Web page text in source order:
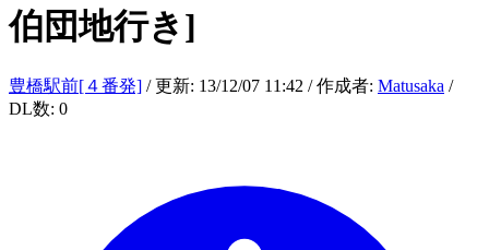
伯団地行き]
豊橋駅前[４番発] / 更新: 13/12/07 11:42 / 作成者: Matusaka /
DL数: 0